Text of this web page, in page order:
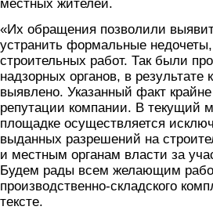
местных жителей.
«Их обращения позволили
устранить формальные
строительных работ. Так были
надзорных органов, в
выявлено. Указанный факт
репутации компании. В текущий
площадке осуществляется
выданных разрешений на
и местным органам власти за
Будем рады всем желающим
производственно-складского
тексте.